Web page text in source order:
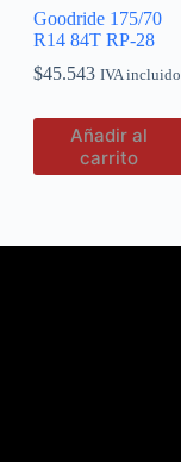
Goodride 175/70
R14 84T RP-28
$45.543 IVA incluido
Añadir al
carrito